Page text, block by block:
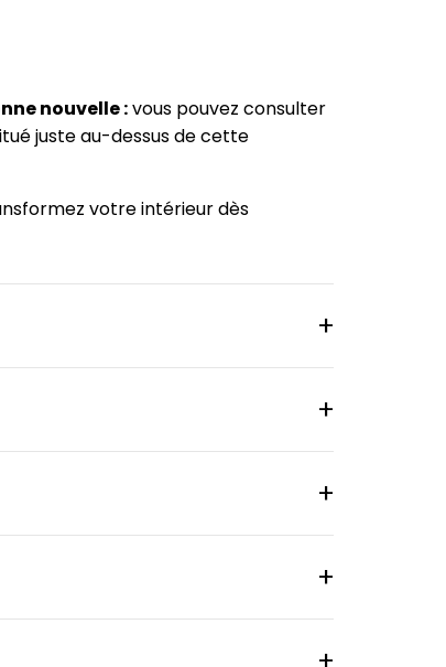
nouvelle :vous pouvez consulter
juste au-dessus de cette
votre intérieur dès